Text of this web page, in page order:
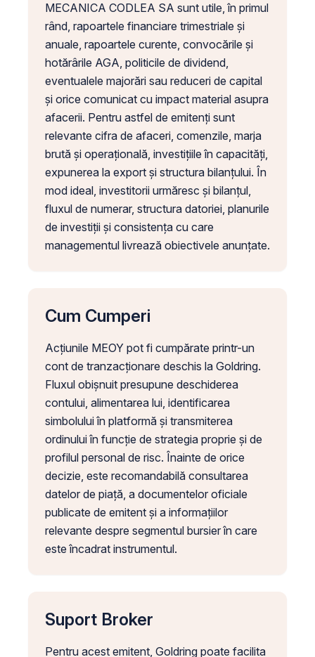
MECANICA CODLEA SA sunt utile, în primul
rând, rapoartele financiare trimestriale și
anuale, rapoartele curente, convocările și
hotărârile AGA, politicile de dividend,
eventualele majorări sau reduceri de capital
și orice comunicat cu impact material asupra
afacerii. Pentru astfel de emitenți sunt
relevante cifra de afaceri, comenzile, marja
brută și operațională, investițiile în capacități,
expunerea la export și structura bilanțului. În
mod ideal, investitorii urmăresc și bilanțul,
fluxul de numerar, structura datoriei, planurile
de investiții și consistența cu care
managementul livrează obiectivele anunțate.
Cum Cumperi
Acțiunile MEOY pot fi cumpărate printr-un
cont de tranzacționare deschis la Goldring.
Fluxul obișnuit presupune deschiderea
contului, alimentarea lui, identificarea
simbolului în platformă și transmiterea
ordinului în funcție de strategia proprie și de
profilul personal de risc. Înainte de orice
decizie, este recomandabilă consultarea
datelor de piață, a documentelor oficiale
publicate de emitent și a informațiilor
relevante despre segmentul bursier în care
este încadrat instrumentul.
Suport Broker
Pentru acest emitent, Goldring poate facilita